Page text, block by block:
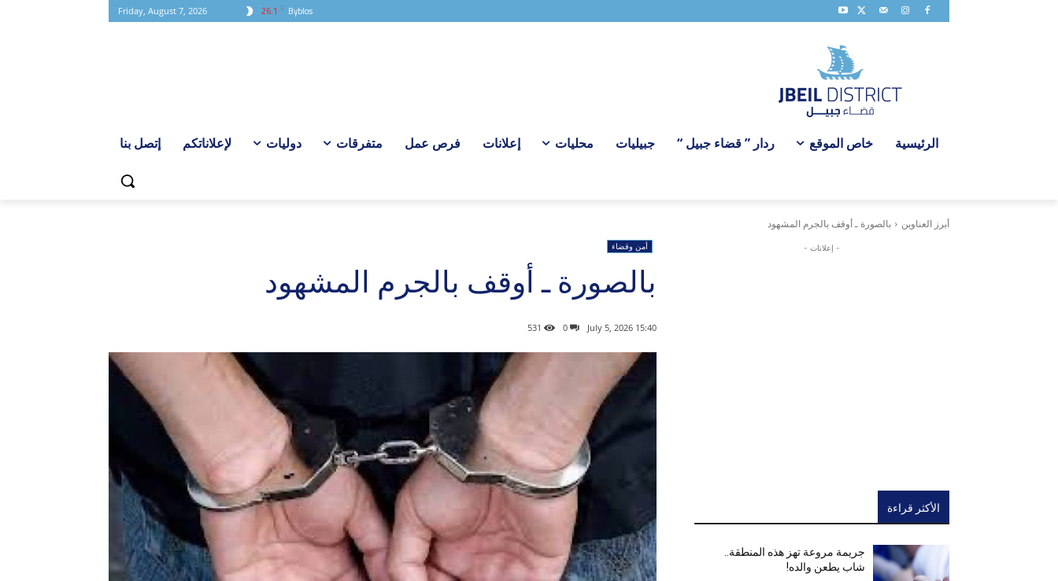
26.1 C Byblos
Friday, August 7, 2026
الرئيسية خاص الموقع ردار ” قضاء جبيل “ جبيليات محليات إعلانات فرص عمل متفرقات دوليات لإعلاناتكم إتصل بنا
أبرز العناوين بالصورة ـ أوقف بالجرم المشهود
أمن وقضاء
بالصورة ـ أوقف بالجرم المشهود
15:40 2026 ,July 5
0
531
- إعلانات -
الأكثر قراءة
جريمة مروعة تهز هذه المنطقة..
شاب يطعن والده!